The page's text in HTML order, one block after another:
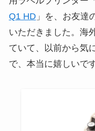
Q1 HD」を、お友達
いただきました。海
ていて、以前から気
で、本当に嬉しいで